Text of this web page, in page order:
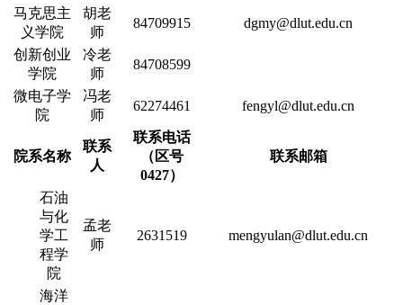
马克思主
义学院
胡老
师
84709915 dgmy@dlut.edu.cn
创新创业
学院
冷老
师
84708599
微电子学
院
冯老
师
62274461 fengyl@dlut.edu.cn
院系名称
联系
人
联系电话
（区号
0427）
联系邮箱
石油
与化
学工
程学
院
孟老
师
2631519 mengyulan@dlut.edu.cn
海洋